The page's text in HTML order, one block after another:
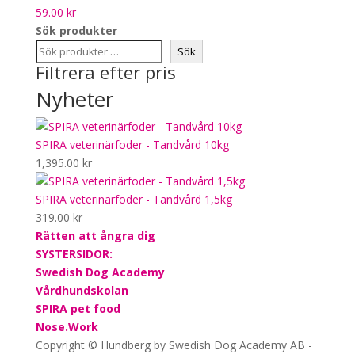
59.00 kr
Sök produkter
Sök
Filtrera efter pris
Nyheter
SPIRA veterinärfoder - Tandvård 10kg
1,395.00 kr
SPIRA veterinärfoder - Tandvård 1,5kg
319.00 kr
Rätten att ångra dig
SYSTERSIDOR:
Swedish Dog Academy
Vårdhundskolan
SPIRA pet food
Nose.Work
Copyright © Hundberg by Swedish Dog Academy AB -